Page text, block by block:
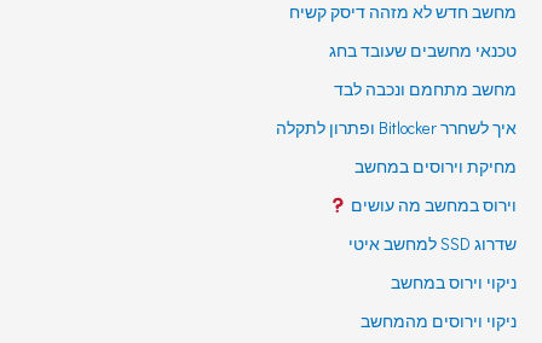
מחשב חדש לא מזהה דיסק קשיח
טכנאי מחשבים שעובד בחג
מחשב מתחמם ונכבה לבד
איך לשחרר Bitlocker ופתרון לתקלה
מחיקת וירוסים במחשב
וירוס במחשב מה עושים
שדרוג SSD למחשב איטי
ניקוי וירוס במחשב
ניקוי וירוסים מהמחשב